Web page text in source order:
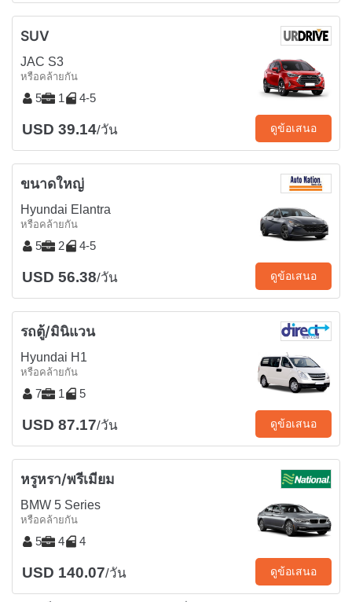
SUV
JAC S3
หรือคล้ายกัน
5 1 4-5
USD 39.14/วัน ดูข้อเสนอ
ขนาดใหญ่
Hyundai Elantra
หรือคล้ายกัน
5 2 4-5
USD 56.38/วัน ดูข้อเสนอ
รถตู้/มินิแวน
Hyundai H1
หรือคล้ายกัน
7 1 5
USD 87.17/วัน ดูข้อเสนอ
หรูหรา/พรีเมียม
BMW 5 Series
หรือคล้ายกัน
5 4 4
USD 140.07/วัน ดูข้อเสนอ